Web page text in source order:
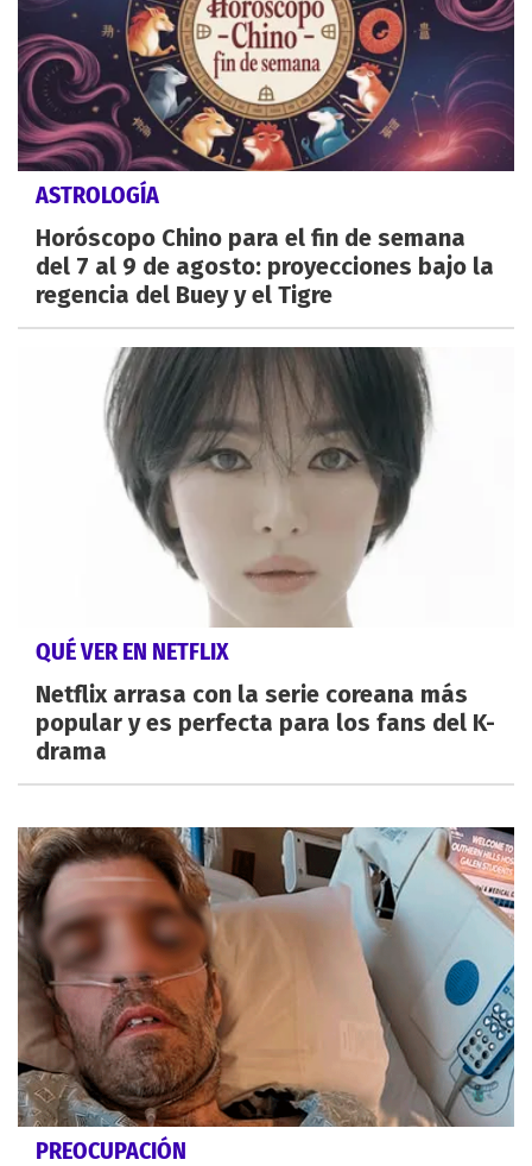
ASTROLOGÍA
Horóscopo Chino para el fin de semana
del 7 al 9 de agosto: proyecciones bajo la
regencia del Buey y el Tigre
QUÉ VER EN NETFLIX
Netflix arrasa con la serie coreana más
popular y es perfecta para los fans del K-
drama
PREOCUPACIÓN